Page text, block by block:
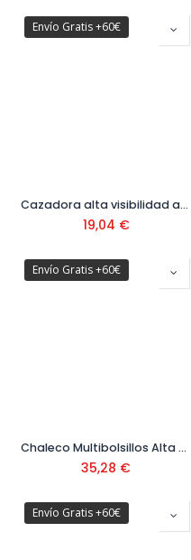
Envío Gratis +60€
Cazadora alta visibilidad amarillo/azul Ref. 388CFXYFA
19,04 €
Envío Gratis +60€
Chaleco Multibolsillos Alta Visibilidad Amarillo Ref. 288VMFYF
35,28 €
Envío Gratis +60€